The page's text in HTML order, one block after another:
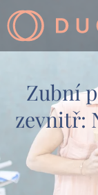
Zubní
zevnitř: